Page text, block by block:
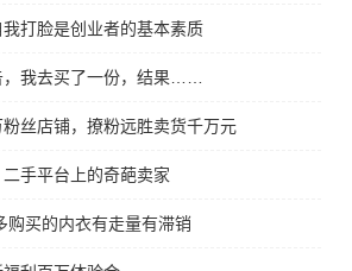
打脸是创业者的基本素质
，我去买了一份，结果……
丝店铺，撩粉远胜卖货千万元
手平台上的奇葩卖家
购买的内衣有走量有滞销